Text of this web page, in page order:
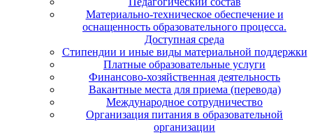
Материально-техническое обеспечение и
оснащенность образовательного процесса.
Доступная среда
Стипендии и иные виды материальной поддержки
Платные образовательные услуги
Финансово-хозяйственная деятельность
Вакантные места для приема (перевода)
Международное сотрудничество
Организация питания в образовательной
организации